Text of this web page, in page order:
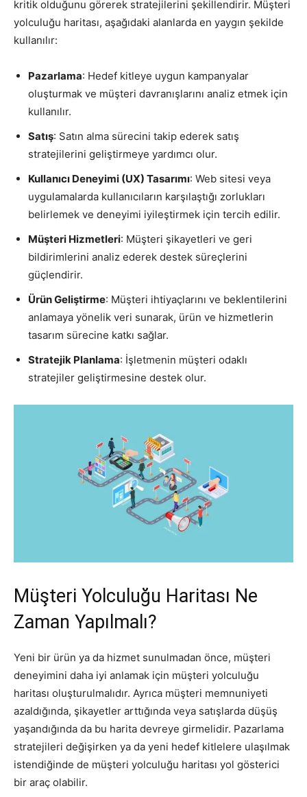
kritik olduğunu görerek stratejilerini şekillendirir. Müşteri
yolculuğu haritası, aşağıdaki alanlarda en yaygın şekilde
kullanılır:
Pazarlama: Hedef kitleye uygun kampanyalar
oluşturmak ve müşteri davranışlarını analiz etmek için
kullanılır.
Satış: Satın alma sürecini takip ederek satış
stratejilerini geliştirmeye yardımcı olur.
Kullanıcı Deneyimi (UX) Tasarımı: Web sitesi veya
uygulamalarda kullanıcıların karşılaştığı zorlukları
belirlemek ve deneyimi iyileştirmek için tercih edilir.
Müşteri Hizmetleri: Müşteri şikayetleri ve geri
bildirimlerini analiz ederek destek süreçlerini
güçlendirir.
Ürün Geliştirme: Müşteri ihtiyaçlarını ve beklentilerini
anlamaya yönelik veri sunarak, ürün ve hizmetlerin
tasarım sürecine katkı sağlar.
Stratejik Planlama: İşletmenin müşteri odaklı
stratejiler geliştirmesine destek olur.
Müşteri Yolculuğu Haritası Ne
Zaman Yapılmalı?
Yeni bir ürün ya da hizmet sunulmadan önce, müşteri
deneyimini daha iyi anlamak için müşteri yolculuğu
haritası oluşturulmalıdır. Ayrıca müşteri memnuniyeti
azaldığında, şikayetler arttığında veya satışlarda düşüş
yaşandığında da bu harita devreye girmelidir. Pazarlama
stratejileri değişirken ya da yeni hedef kitlelere ulaşılmak
istendiğinde de müşteri yolculuğu haritası yol gösterici
bir araç olabilir.